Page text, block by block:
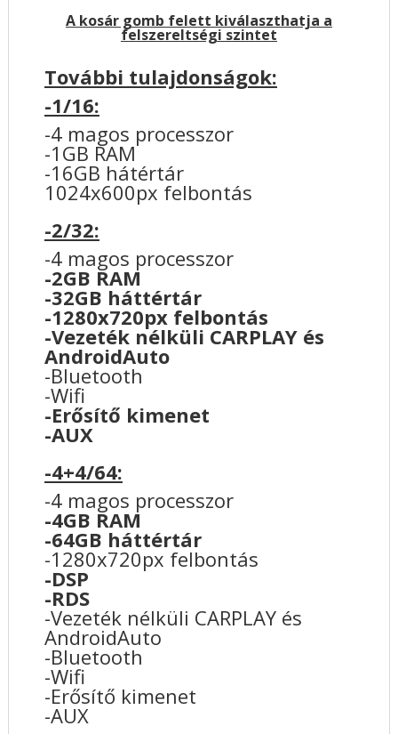
A kosár gomb felett kiválaszthatja a
felszereltségi szintet
További tulajdonságok:
-1/16:
-4 magos processzor
-1GB RAM
-16GB hátértár
1024x600px felbontás
-2/32:
-4 magos processzor
-2GB RAM
-32GB háttértár
-1280x720px felbontás
-Vezeték nélküli CARPLAY és
AndroidAuto
-Bluetooth
-Wifi
-Erősítő kimenet
-AUX
-4+4/64:
-4 magos processzor
-4GB RAM
-64GB háttértár
-1280x720px felbontás
-DSP
-RDS
-Vezeték nélküli CARPLAY és
AndroidAuto
-Bluetooth
-Wifi
-Erősítő kimenet
-AUX